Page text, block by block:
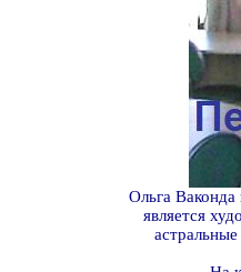
Ольга
является